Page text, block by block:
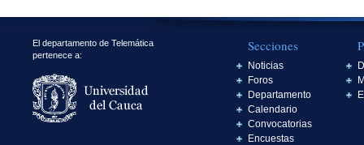
El departamento de Telemática
pertenece a:
Secciones
Noticias
Foros
Departamento
Calendario
Convocatorias
Encuestas